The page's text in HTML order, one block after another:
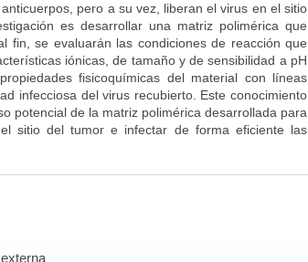
pero a su vez, liberan el virus en el sitio
es desarrollar una matriz polimérica que
fin, se evaluarán las condiciones de reacción que
iónicas, de tamaño y de sensibilidad a pH
fisicoquímicas del material con líneas
infecciosa del virus recubierto. Este conocimiento
potencial de la matriz polimérica desarrollada para
sitio del tumor e infectar de forma eficiente las